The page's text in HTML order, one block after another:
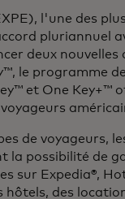
l'une des
pluriannuel
deux
le programme
et One Key+™
de voyageurs,
possibilité de
sur Expedia®,
hôtels, des